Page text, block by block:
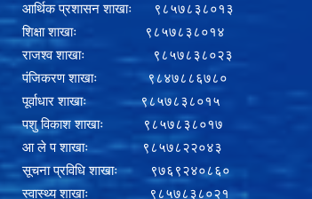
आर्थिक प्रशासन शाखाः ९८५७८३८०१३
शिक्षा शाखाः ९८५७८३८०१४
राजश्व शाखाः ९८५७८३८०२३
पंजिकरण शाखाः ९८४७८८६७८०
पूर्वाधार शाखाः ९८५७८३८०१५
पशु विकाश शाखाः ९८५७८३८०१७
आ ले प शाखाः ९८५७८२२०४३
सूचना प्रविधि शाखाः ९७६९२४०८६०
स्वास्थ्य शाखाः ९८५७८३८०२१